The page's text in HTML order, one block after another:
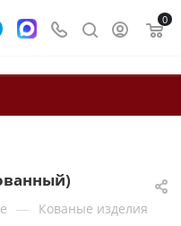
0
— Кованые изделия